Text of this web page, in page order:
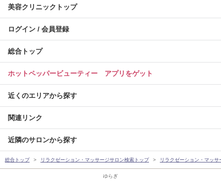
ゆらぎ
美容クリニックトップ
ログイン / 会員登録
総合トップ
ホットペッパービューティー アプリをゲット
近くのエリアから探す
関連リンク
近隣のサロンから探す
総合トップ リラクゼーション・マッサージサロン検索トップ リラクゼーション・マッ